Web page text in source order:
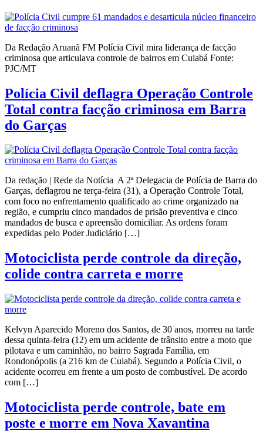
Da Redação Aruanã FM Polícia Civil mira liderança de facção
criminosa que articulava controle de bairros em Cuiabá Fonte:
PJC/MT
Polícia Civil deflagra Operação Controle
Total contra facção criminosa em Barra
do Garças
Da redação | Rede da Notícia A 2ª Delegacia de Polícia de Barra do
Garças, deflagrou ne terça-feira (31), a Operação Controle Total,
com foco no enfrentamento qualificado ao crime organizado na
região, e cumpriu cinco mandados de prisão preventiva e cinco
mandados de busca e apreensão domiciliar. As ordens foram
expedidas pelo Poder Judiciário […]
Motociclista perde controle da direção,
colide contra carreta e morre
Kelvyn Aparecido Moreno dos Santos, de 30 anos, morreu na tarde
dessa quinta-feira (12) em um acidente de trânsito entre a moto que
pilotava e um caminhão, no bairro Sagrada Família, em
Rondonópolis (a 216 km de Cuiabá). Segundo a Polícia Civil, o
acidente ocorreu em frente a um posto de combustível. De acordo
com […]
Motociclista perde controle, bate em
poste e morre em Nova Xavantina